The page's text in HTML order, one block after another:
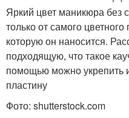
Яркий цвет маникюра без
только от самого
которую он наносится.
подходящую, что такое
помощью можно укрепить
пластину
Фото: shutterstock.com